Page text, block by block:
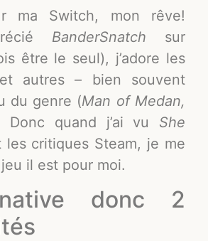
ma Switch, mon rêve!
BanderSnatch sur
être le seul), j’adore les
autres – bien souvent
du genre (Man of Medan,
Donc quand j’ai vu She
les critiques Steam, je me
il est pour moi.
donc 2